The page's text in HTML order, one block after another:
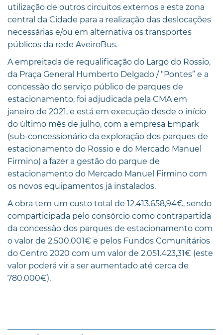
utilização de outros circuitos externos a esta zona
central da Cidade para a realização das deslocações
necessárias e/ou em alternativa os transportes
públicos da rede AveiroBus.
A empreitada de requalificação do Largo do Rossio,
da Praça General Humberto Delgado / “Pontes” e a
concessão do serviço público de parques de
estacionamento, foi adjudicada pela CMA em
janeiro de 2021, e está em execução desde o início
do último mês de julho, com a empresa Empark
(sub-concessionário da exploração dos parques de
estacionamento do Rossio e do Mercado Manuel
Firmino) a fazer a gestão do parque de
estacionamento do Mercado Manuel Firmino com
os novos equipamentos já instalados.
A obra tem um custo total de 12.413.658,94€, sendo
comparticipada pelo consórcio como contrapartida
da concessão dos parques de estacionamento com
o valor de 2.500.001€ e pelos Fundos Comunitários
do Centro 2020 com um valor de 2.051.423,31€ (este
valor poderá vir a ser aumentado até cerca de
780.000€).